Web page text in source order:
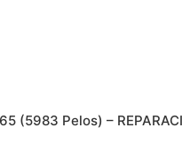
(5983 Pelos) –